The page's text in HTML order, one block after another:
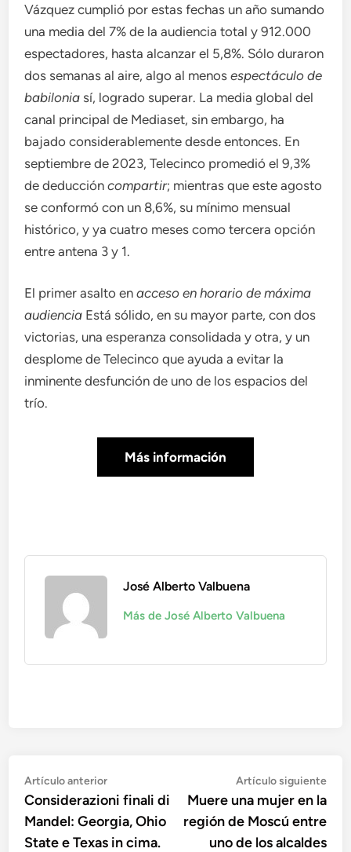
Vázquez cumplió por estas fechas un año sumando
una media del 7% de la audiencia total y 912.000
espectadores, hasta alcanzar el 5,8%. Sólo duraron
dos semanas al aire, algo al menos espectáculo de
babilonia sí, logrado superar. La media global del
canal principal de Mediaset, sin embargo, ha
bajado considerablemente desde entonces. En
septiembre de 2023, Telecinco promedió el 9,3%
de deduccióncompartir; mientras que este agosto
se conformó con un 8,6%, su mínimo mensual
histórico, y ya cuatro meses como tercera opción
entre antena 3 y 1.
El primer asalto enacceso en horario de máxima
audiencia Está sólido, en su mayor parte, con dos
victorias, una esperanza consolidada y otra, y un
desplome de Telecinco que ayuda a evitar la
inminente desfunción de uno de los espacios del
trío.
Más información
José Alberto Valbuena
Más de José Alberto Valbuena
Navegación
de
entradas
Artículo anteriorArtículo
anterior:
Considerazioni finali di
Mandel: Georgia, Ohio
State e Texas in cima.
Artículo siguiente
Muere una mujer en la
región de Moscú entre
uno de los alcaldes